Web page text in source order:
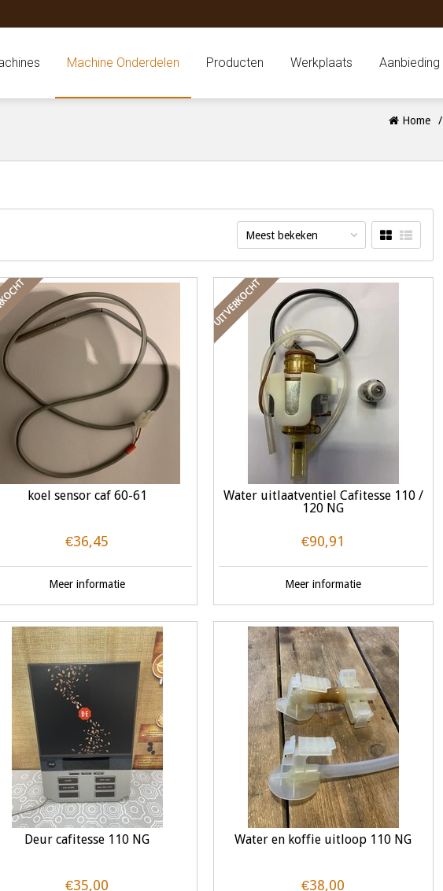
Machine Onderdelen Producten Werkplaats Aanbieding
Home /
Meest bekeken
koel sensor caf 60-61
€36,45
Meer informatie
UITVERKOCHT
Water uitlaatventiel Cafitesse 110 /
120 NG
€90,91
Meer informatie
Deur cafitesse 110 NG
€35,00
Water en koffie uitloop 110 NG
€38,00